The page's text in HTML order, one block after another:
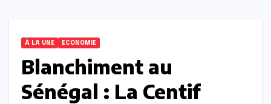
À LA UNE ECONOMIE
Blanchiment au
Sénégal : La Centif